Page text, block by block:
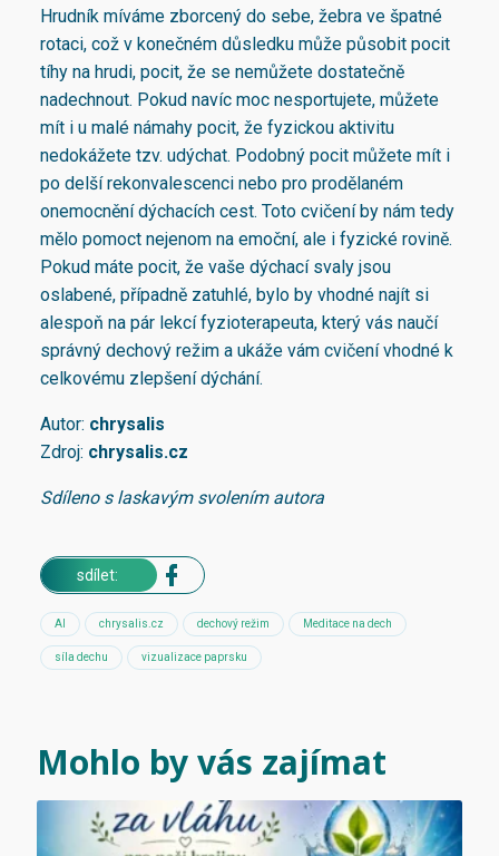
Hrudník míváme zborcený do sebe, žebra ve špatné
rotaci, což v konečném důsledku může působit pocit
tíhy na hrudi, pocit, že se nemůžete dostatečně
nadechnout. Pokud navíc moc nesportujete, můžete
mít i u malé námahy pocit, že fyzickou aktivitu
nedokážete tzv. udýchat. Podobný pocit můžete mít i
po delší rekonvalescenci nebo pro prodělaném
onemocnění dýchacích cest. Toto cvičení by nám tedy
mělo pomoct nejenom na emoční, ale i fyzické rovině.
Pokud máte pocit, že vaše dýchací svaly jsou
oslabené, případně zatuhlé, bylo by vhodné najít si
alespoň na pár lekcí fyzioterapeuta, který vás naučí
správný dechový režim a ukáže vám cvičení vhodné k
celkovému zlepšení dýchání.
Autor: chrysalis
Zdroj: chrysalis.cz
Sdíleno s laskavým svolením autora
sdílet:
AI chrysalis.cz dechový režim Meditace na dech
síla dechu vizualizace paprsku
Mohlo by vás zajímat